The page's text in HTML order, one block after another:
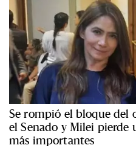
Se rompió el bloque del
el Senado y Milei pierde
más importantes